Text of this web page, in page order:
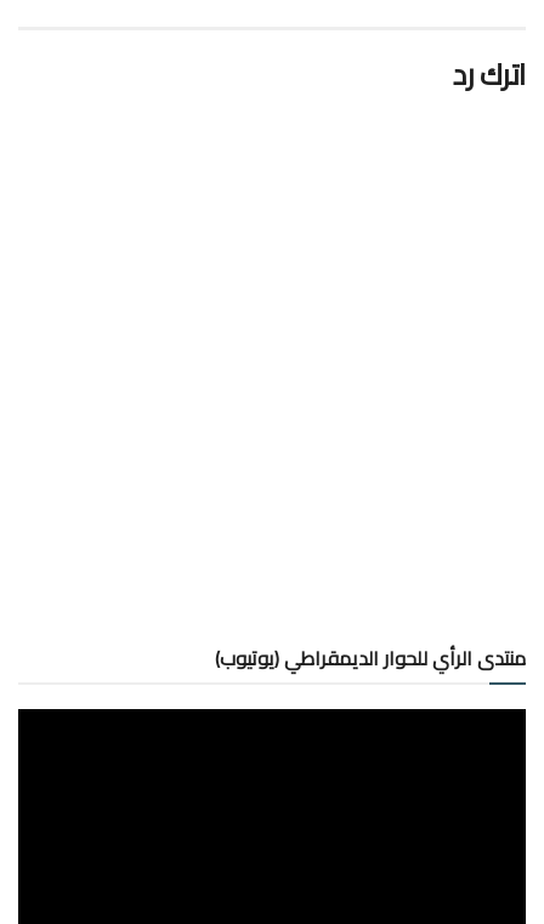
اترك رد
منتدى الرأي للحوار الديمقراطي (يوتيوب)